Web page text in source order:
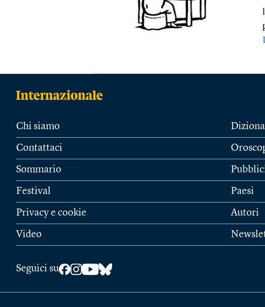
Chi siamo
Contattaci
Sommario
Festival
Privacy e cookie
Video
Paesi
Autori
Seguici su